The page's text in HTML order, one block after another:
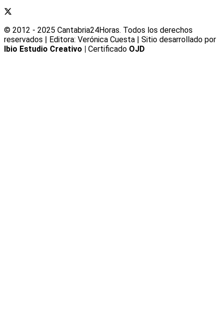
© 2012 - 2025 Cantabria24Horas. Todos los derechos
reservados | Editora: Verónica Cuesta | Sitio desarrollado por
Ibio Estudio Creativo | Certificado OJD